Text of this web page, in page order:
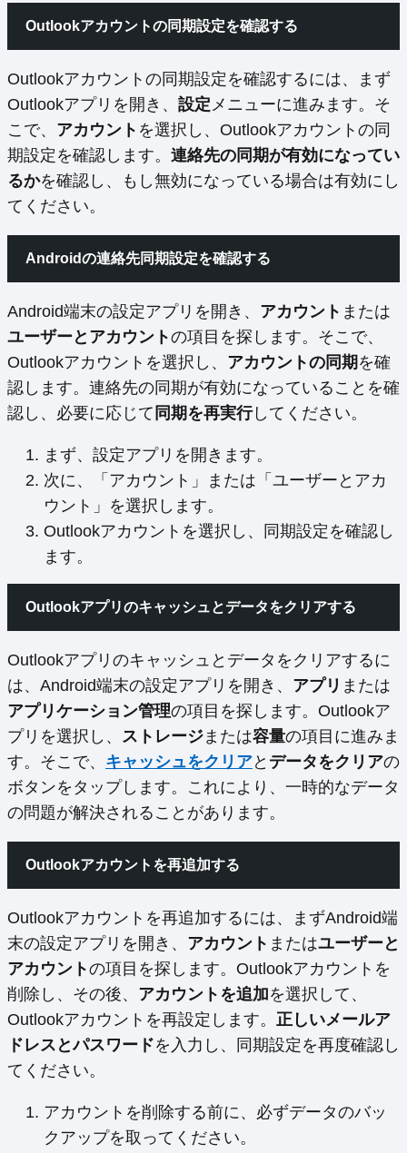
Outlookアカウントの同期設定を確認する
Outlookアカウントの同期設定を確認するには、まず
Outlookアプリを開き、 設定メニューに進みます。そ
こで、 アカウント を選択し、Outlookアカウントの同
期設定を確認します。 連絡先の同期が有効になってい
るかを確認し、もし無効になっている場合は有効にし
てください。
Androidの連絡先同期設定を確認する
Android端末の設定アプリを開き、 アカウント または
ユーザーとアカウントの項目を探します。そこで、
Outlookアカウントを選択し、 アカウントの同期 を確
認します。連絡先の同期が有効になっていることを確
認し、必要に応じて 同期を再実行してください。
まず、設定アプリを開きます。
次に、「アカウント」または「ユーザーとアカ
ウント」を選択します。
Outlookアカウントを選択し、同期設定を確認し
ます。
Outlookアプリのキャッシュとデータをクリアする
Outlookアプリのキャッシュとデータをクリアするに
は、Android端末の設定アプリを開き、 アプリ または
アプリケーション管理の項目を探します。Outlookア
プリを選択し、 ストレージまたは容量の項目に進みま
す。そこで、 キャッシュをクリアと データをクリアの
ボタンをタップします。これにより、一時的なデータ
の問題が解決されることがあります。
Outlookアカウントを再追加する
Outlookアカウントを再追加するには、まずAndroid端
末の設定アプリを開き、 アカウント またはユーザーと
アカウントの項目を探します。Outlookアカウントを
削除し、その後、 アカウントを追加を選択して、
Outlookアカウントを再設定します。 正しいメールア
ドレスとパスワードを入力し、同期設定を再度確認し
てください。
アカウントを削除する前に、必ずデータのバッ
クアップを取ってください。